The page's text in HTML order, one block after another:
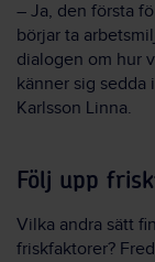
– Ja, den första
börjar ta
dialogen om hur
känner sig sedda
Karlsson Linna.
Följ upp
Vilka andra sätt
friskfaktorer?